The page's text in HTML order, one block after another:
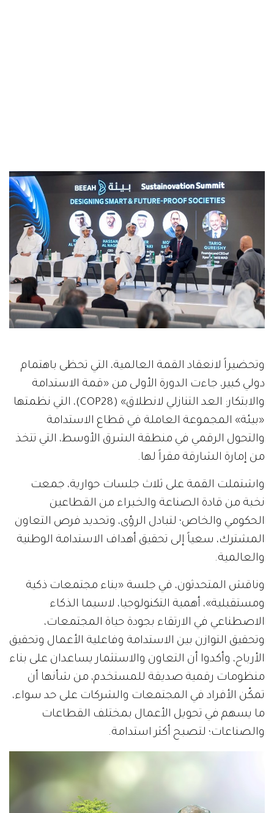
وتحضيراً لانعقاد القمة العالمية، التي تحظى باهتمام
دولي كبير، جاءت الدورة الأولى من «قمة الاستدامة
والابتكار: العد التنازلي لانطلاق» (COP28)، التي نظمتها
«بيئة» المجموعة العاملة في قطاع الاستدامة
والتحول الرقمي في منطقة الشرق الأوسط، التي تتخذ
من إمارة الشارقة مقراً لها.
واشتملت القمة على ثلاث جلسات حوارية، جمعت
نخبة من قادة الصناعة والخبراء من القطاعين
الحكومي والخاص؛ لتبادل الرؤى، وتحديد فرص التعاون
المشترك، سعياً إلى تحقيق أهداف الاستدامة الوطنية
والعالمية.
وناقش المتحدثون، في جلسة «بناء مجتمعات ذكية
ومستقبلية»، أهمية التكنولوجيا، لاسيما الذكاء
الاصطناعي في الارتقاء بجودة حياة المجتمعات،
وتحقيق التوازن بين الاستدامة وفاعلية الأعمال وتحقيق
الأرباح، وأكدوا أن التعاون والاستثمار يساعدان على بناء
منظومات رقمية صديقة للمستخدم، من شأنها أن
تمكّن الأفراد في المجتمعات والشركات على حد سواء،
ما يسهم في تحويل الأعمال بمختلف القطاعات
والصناعات؛ لتصبح أكثر استدامة.